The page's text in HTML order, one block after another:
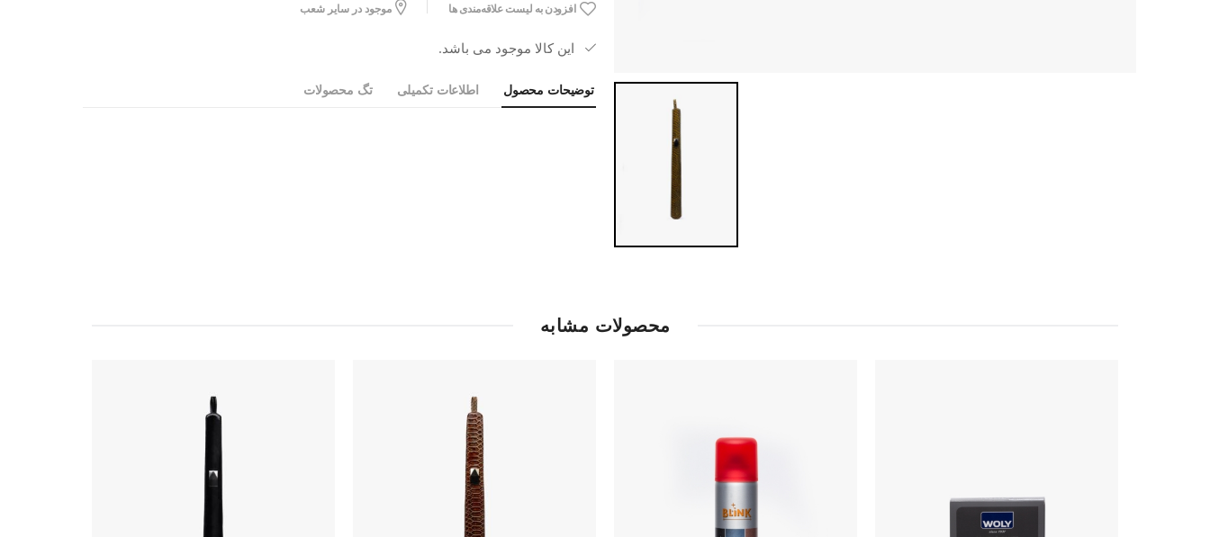
افزودن به لیست علاقه‌مندی ها موجود در سایر شعب
این کالا موجود می باشد.
توضیحات محصول اطلاعات تکمیلی تگ محصولات
محصولات مشابه